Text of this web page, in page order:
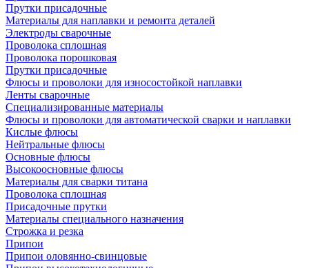
Прутки присадочные
Материалы для наплавки и ремонта деталей
Электроды сварочные
Проволока сплошная
Проволока порошковая
Прутки присадочные
Флюсы и проволоки для износостойкой наплавки
Ленты сварочные
Специализированные материалы
Флюсы и проволоки для автоматической сварки и наплавки
Кислые флюсы
Нейтральные флюсы
Основные флюсы
Высокоосновные флюсы
Материалы для сварки титана
Проволока сплошная
Присадочные прутки
Материалы специального назначения
Строжка и резка
Припои
Припои оловянно-свинцовые